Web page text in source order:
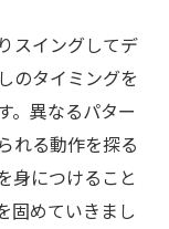
の改善手順
の近道とは
で見る踏み
た練習法
スイングしてデ
のタイミングを
。異なるパター
れる動作を探る
身につけること
固めていきまし